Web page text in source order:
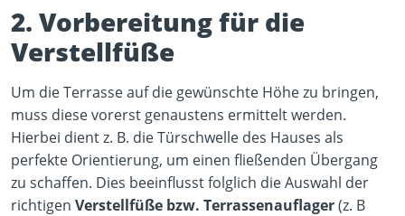
2. Vorbereitung für die
Verstellfüße
Um die Terrasse auf die gewünschte Höhe zu bringen,
muss diese vorerst genaustens ermittelt werden.
Hierbei dient z. B. die Türschwelle des Hauses als
perfekte Orientierung, um einen fließenden Übergang
zu schaffen. Dies beeinflusst folglich die Auswahl der
richtigen Verstellfüße bzw. Terrassenauflager(z. B